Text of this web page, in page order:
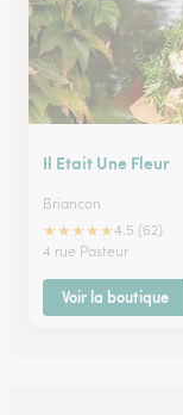
Il Etait Une Fleur
Briancon
★★★★★4.5 (62)
4 rue Pasteur
Voir la boutique